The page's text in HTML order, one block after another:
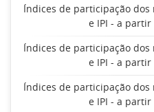
Índices de participação dos
e IPI - a
Índices de participação dos
e IPI - a
Índices de participação dos
e IPI - a